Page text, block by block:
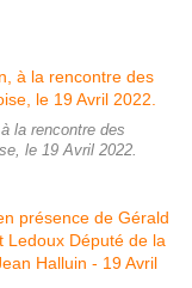
la rencontre des
le 19 Avril 2022.